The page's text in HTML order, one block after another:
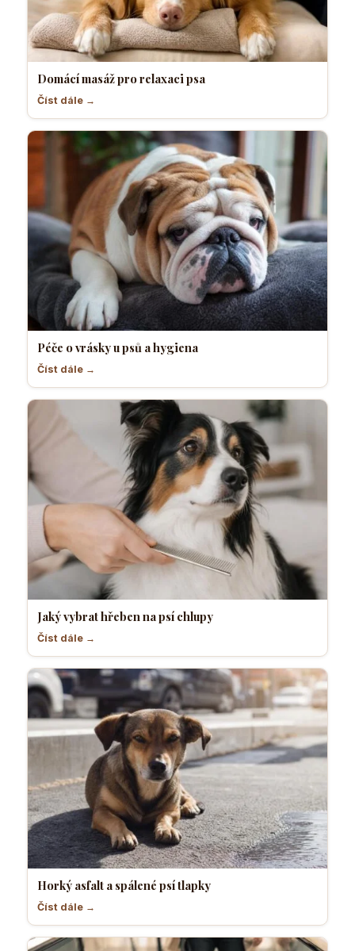
Domácí masáž pro relaxaci psa
Číst dále →
Péče o vrásky u psů a hygiena
Číst dále →
Jaký vybrat hřeben na psí chlupy
Číst dále →
Horký asfalt a spálené psí tlapky
Číst dále →